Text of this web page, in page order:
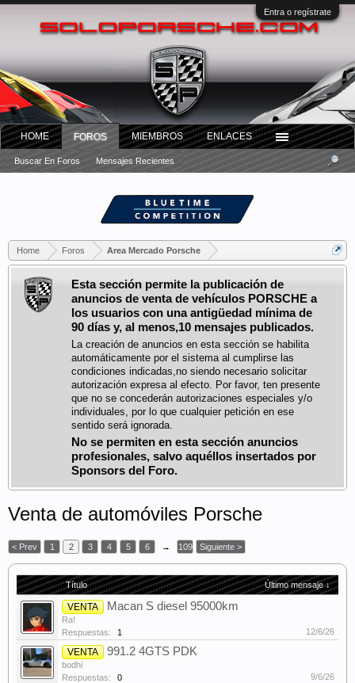
Entra o regístrate
Home Foros Area Mercado Porsche
Esta sección permite la publicación de
anuncios de venta de vehículos PORSCHE a
los usuarios con una antigüedad mínima de
90 días y, al menos,10 mensajes publicados.
La creación de anuncios en esta sección se habilita
automáticamente por el sistema al cumplirse las
condiciones indicadas,no siendo necesario solicitar
autorización expresa al efecto. Por favor, ten presente
que no se concederán autorizaciones especiales y/o
individuales, por lo que cualquier petición en ese
sentido será ignorada.
No se permiten en esta sección anuncios
profesionales, salvo aquéllos insertados por
Sponsors del Foro.
Venta de automóviles Porsche
< Prev 1 2 3 4 5 6 → 109 Siguiente >
Título Último mensaje ↓
VENTA Macan S diesel 95000km
Ra!
Respuestas:
1 12/6/26
VENTA 991.2 4GTS PDK
bodhi
Respuestas:
0 9/6/26
HOME FOROS
Buscar En Foros Mensajes Recientes
MIEMBROS ENLACES